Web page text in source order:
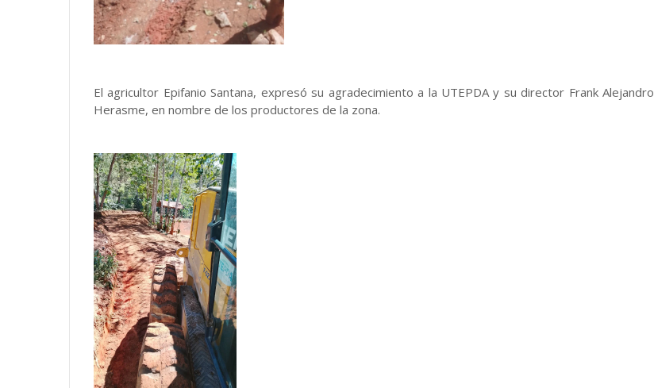
El agricultor Epifanio Santana, expresó su agradecimiento a la UTEPDA y su director Frank Alejandro
Herasme, en nombre de los productores de la zona.